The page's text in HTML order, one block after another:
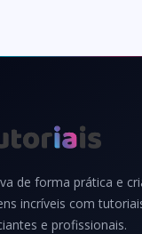
de forma prática e
incríveis com
e profissionais.